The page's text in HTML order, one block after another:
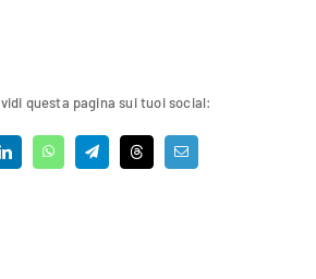
questa pagina sui tuoi social: